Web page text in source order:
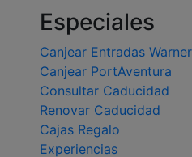
Especiales
Canjear Entradas Warner
Canjear PortAventura
Consultar Caducidad
Renovar Caducidad
Cajas Regalo
Experiencias